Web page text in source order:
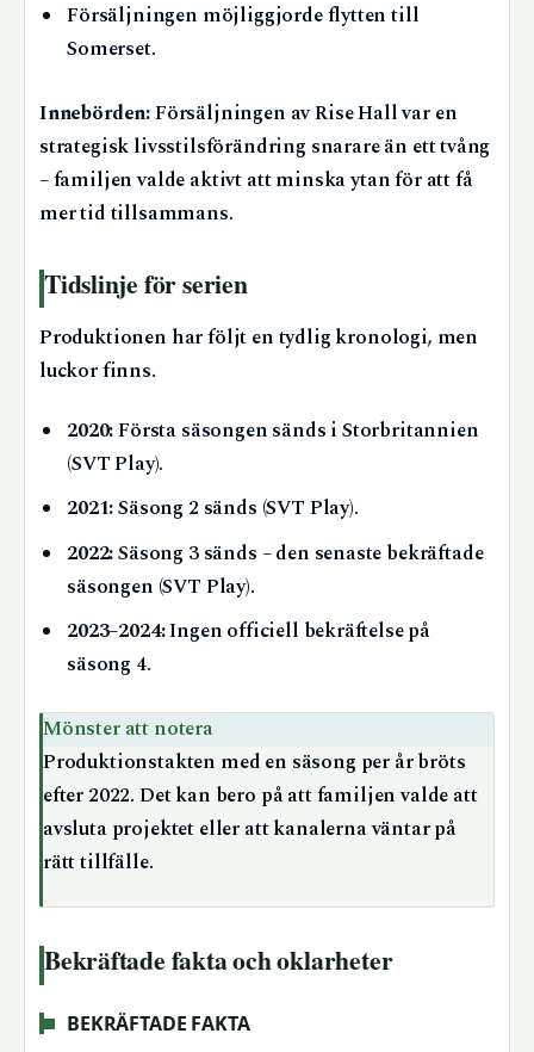
Försäljningen möjliggjorde flytten till
Somerset.
Innebörden:Försäljningen av Rise Hall var en
strategisk livsstilsförändring snarare än ett tvång
– familjen valde aktivt att minska ytan för att få
mer tid tillsammans.
Tidslinje för serien
Produktionen har följt en tydlig kronologi, men
luckor finns.
2020:Första säsongen sänds i Storbritannien
(SVT Play).
2021:Säsong 2 sänds (SVT Play).
2022:Säsong 3 sänds – den senaste bekräftade
säsongen (SVT Play).
2023–2024:Ingen officiell bekräftelse på
säsong 4.
Mönster att notera
Produktionstakten med en säsong per år bröts
efter 2022. Det kan bero på att familjen valde att
avsluta projektet eller att kanalerna väntar på
rätt tillfälle.
Bekräftade fakta och oklarheter
BEKRÄFTADE FAKTA